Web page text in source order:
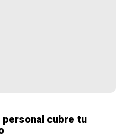
cubre tu